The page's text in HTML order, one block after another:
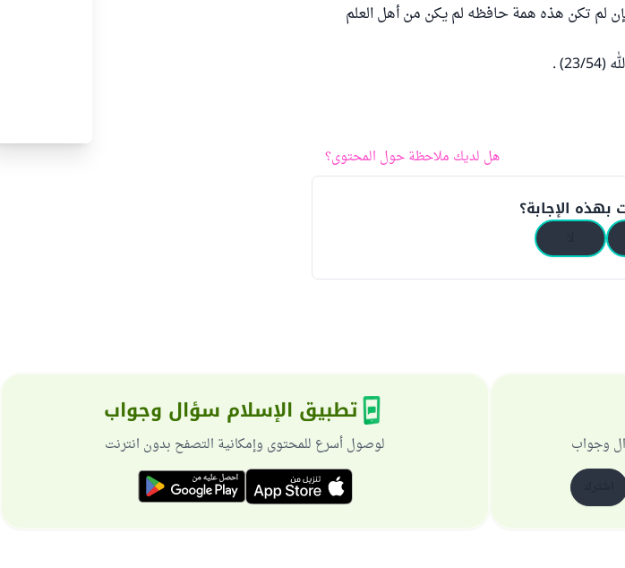
لم تكن هذه همة حافظه لم يكن من أهل العلم
.
هل لديك ملاحظة حول المحتوى؟
الإجابة؟
وجواب
تطبيق الإسلام سؤال وجواب
لوصول أسرع للمحتوى وإمكانية التصفح بدون انترنت